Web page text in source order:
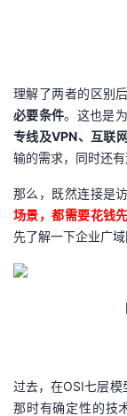
的
课
我
的
证
我
实
的
技
术
持
的
云
建
理解了两者的区别
必要条件。这也是
专线及VPN、互联
输的需求，同时还有
那么，既然连接是
场景，都需要花钱
先了解一下企业广域
过去，在OSI七层模
那时有确定性的技